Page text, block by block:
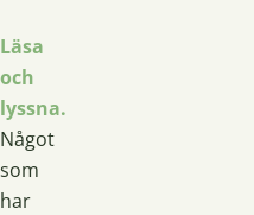
Läsa
och
lyssna.
Något
som
har